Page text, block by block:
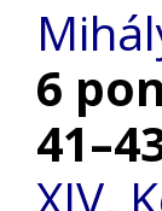
6